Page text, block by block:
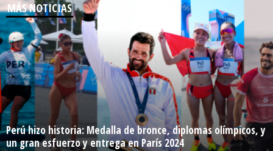
MÁS NOTICIAS
Perú hizo historia: Medalla de bronce, diplomas olímpicos, y
un gran esfuerzo y entrega en París 2024